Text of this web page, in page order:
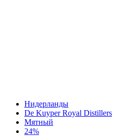
Нидерланды
De Kuyper Royal Distillers
Мятный
24%